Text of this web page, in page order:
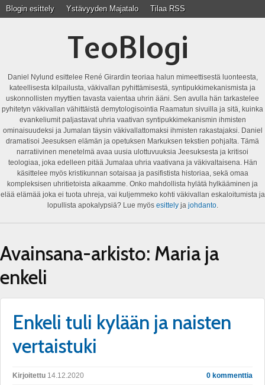
Blogin esittely Ystävyyden Majatalo Tilaa RSS
TeoBlogi
Daniel Nylund esittelee René Girardin teoriaa halun mimeettisestä luonteesta,
kateellisesta kilpailusta, väkivallan pyhittämisestä, syntipukkimekanismista ja
uskonnollisten myyttien tavasta vaientaa uhrin ääni. Sen avulla hän tarkastelee
pyhitetyn väkivallan vähittäistä demytologisointia Raamatun sivuilla ja sitä, kuinka
evankeliumit paljastavat uhria vaativan syntipukkimekanismin ihmisten
ominaisuudeksi ja Jumalan täysin väkivallattomaksi ihmisten rakastajaksi. Daniel
dramatisoi Jeesuksen elämän ja opetuksen Markuksen tekstien pohjalta. Tämä
narratiivinen menetelmä avaa uusia ulottuvuuksia Jeesuksesta ja kritisoi
teologiaa, joka edelleen pitää Jumalaa uhria vaativana ja väkivaltaisena. Hän
käsittelee myös kristikunnan sotaisaa ja pasifistista historiaa, sekä omaa
kompleksisen uhritietoista aikaamme. Onko mahdollista hylätä hylkääminen ja
elää elämää joka ei tuota uhreja, vai kuljemmeko kohti väkivallan eskaloitumista ja
lopullista apokalypsiä? Lue myös esittelyja johdanto.
Avainsana-arkisto: Maria ja
enkeli
Enkeli tuli kylään ja naisten
vertaistuki
Kirjoitettu 14.12.2020 0 kommenttia